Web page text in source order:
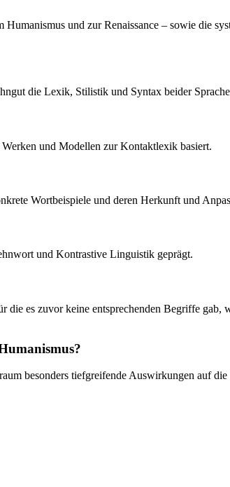
und zur Renaissance – sowie die
die Lexik, Stilistik und Syntax beider
und Modellen zur Kontaktlexik basiert.
Wortbeispiele und deren Herkunft und
und Kontrastive Linguistik geprägt.
es zuvor keine entsprechenden Begriffe gab,
besonders tiefgreifende Auswirkungen auf